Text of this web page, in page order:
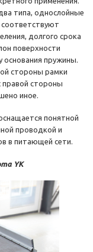
типа, однослойные
соответствуют
долгого срока
поверхности
основания пружины.
стороны рамки
правой стороны
иное.
понятной
проводкой и
в питающей сети.
YK